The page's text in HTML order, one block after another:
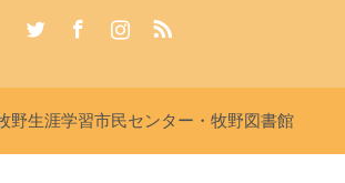
野生涯学習市民センター・牧野図書館